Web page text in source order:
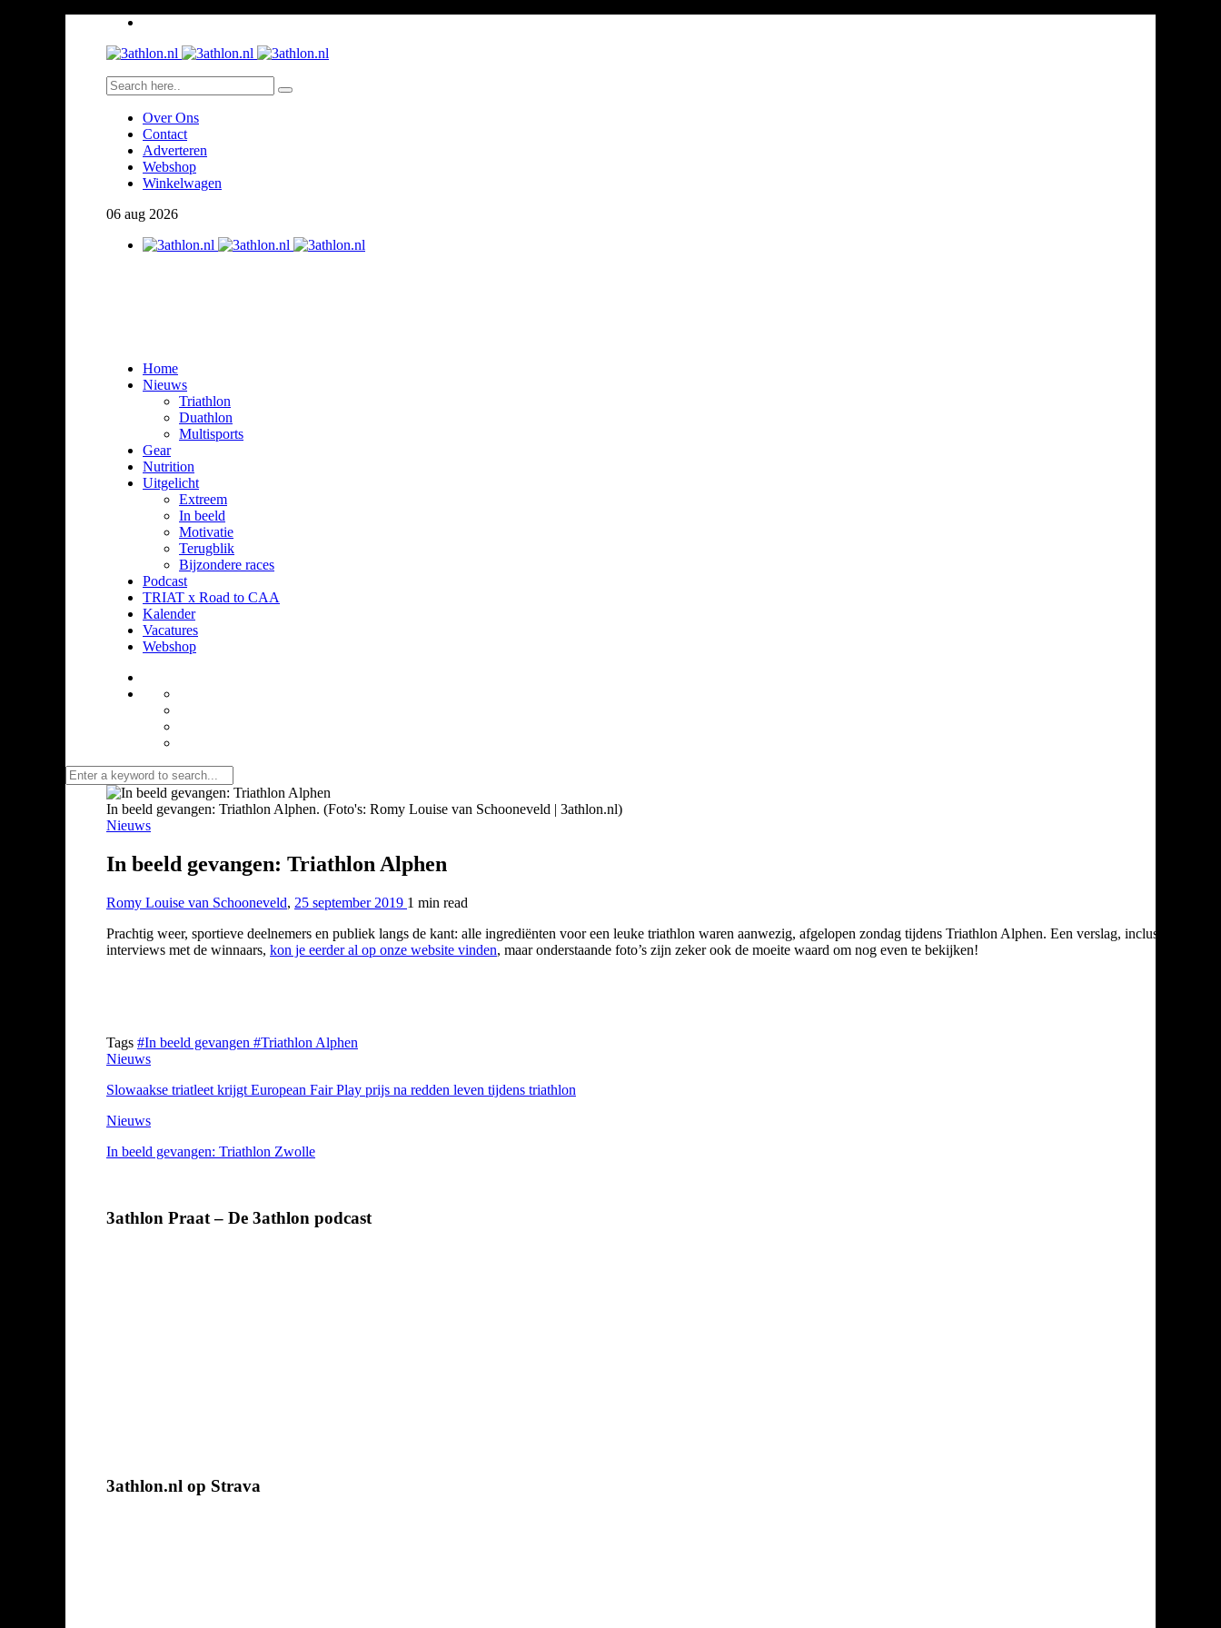
Over Ons
Contact
Adverteren
Webshop
Winkelwagen
06 aug 2026
Home
Nieuws
Triathlon
Duathlon
Multisports
Gear
Nutrition
Uitgelicht
Extreem
In beeld
Motivatie
Terugblik
Bijzondere races
Podcast
TRIAT x Road to CAA
Kalender
Vacatures
Webshop
In beeld gevangen: Triathlon Alphen. (Foto's: Romy Louise van Schooneveld | 3athlon.nl)
Nieuws
In beeld gevangen: Triathlon Alphen
Romy Louise van Schooneveld, 25 september 2019 1 min read
Prachtig weer, sportieve deelnemers en publiek langs de kant: alle ingrediënten voor een leuke triathlon waren aanwezig, afgelopen zondag tijdens Triathlon Alphen. Een verslag, inclusief
interviews met de winnaars, kon je eerder al op onze website vinden, maar onderstaande foto’s zijn zeker ook de moeite waard om nog even te bekijken!
Tags #In beeld gevangen #Triathlon Alphen
Nieuws
Slowaakse triatleet krijgt European Fair Play prijs na redden leven tijdens triathlon
Nieuws
In beeld gevangen: Triathlon Zwolle
3athlon Praat – De 3athlon podcast
3athlon.nl op Strava